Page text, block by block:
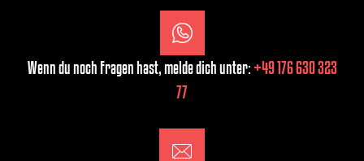
Wenn du noch Fragen hast, melde dich unter:+49 176 630 323
77